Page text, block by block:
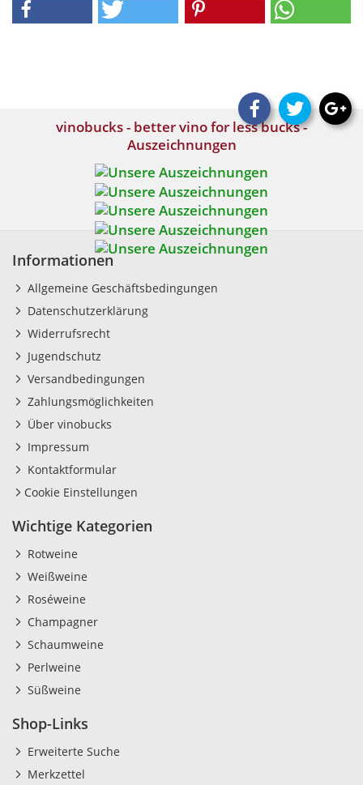
vinobucks - better vino for less bucks -
Auszeichnungen
Informationen
Allgemeine Geschäftsbedingungen
Datenschutzerklärung
Widerrufsrecht
Jugendschutz
Versandbedingungen
Zahlungsmöglichkeiten
Über vinobucks
Impressum
Kontaktformular
Cookie Einstellungen
Wichtige Kategorien
Rotweine
Weißweine
Roséweine
Champagner
Schaumweine
Perlweine
Süßweine
Shop-Links
Erweiterte Suche
Merkzettel